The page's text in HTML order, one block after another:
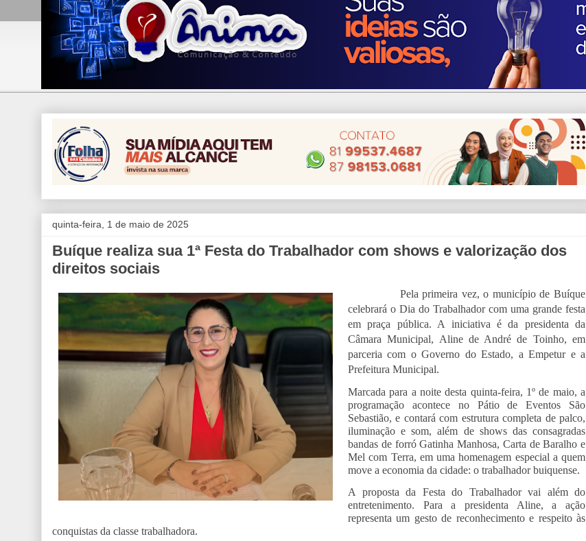
quinta-feira, 1 de maio de 2025
Buíque realiza sua 1ª Festa do Trabalhador com shows e valorização dos
direitos sociais
Pela primeira vez, o município de Buíque
celebrará o Dia do Trabalhador com uma grande festa
em praça pública. A iniciativa é da presidenta da
Câmara Municipal, Aline de André de Toinho, em
parceria com o Governo do Estado, a Empetur e a
Prefeitura Municipal.
Marcada para a noite desta quinta-feira, 1º de maio, a
programação acontece no Pátio de Eventos São
Sebastião, e contará com estrutura completa de palco,
iluminação e som, além de shows das consagradas
bandas de forró Gatinha Manhosa, Carta de Baralho e
Mel com Terra, em uma homenagem especial a quem
move a economia da cidade: o trabalhador buiquense.
A proposta da Festa do Trabalhador vai além do
entretenimento. Para a presidenta Aline, a ação
representa um gesto de reconhecimento e respeito às
conquistas da classe trabalhadora.